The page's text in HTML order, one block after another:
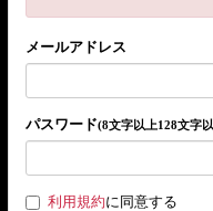
メールアドレス
パスワード(8文字以上128文字
利用規約に同意する